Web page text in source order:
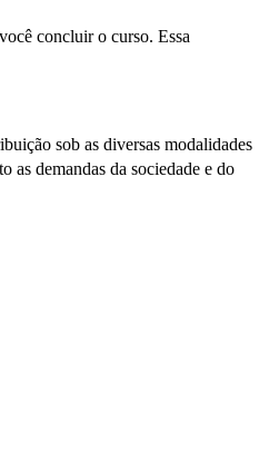
concluir o curso. Essa
sob as diversas modalidades
as demandas da sociedade e do